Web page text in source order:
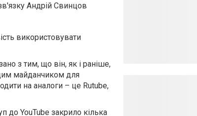
Андрій Свинцов
використовувати
з тим, що він, як і раніше,
цим майданчиком для
на аналоги – це Rutube,
до YouTube закрило кілька